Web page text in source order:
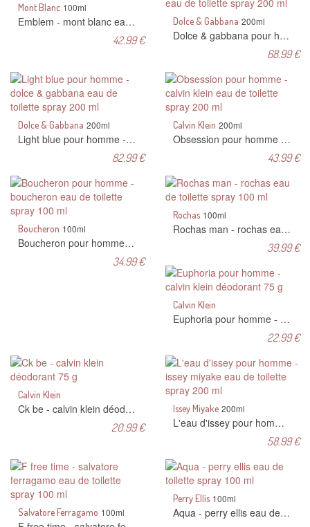
Mont Blanc 100ml
Emblem - mont blanc eau de toilette spray 100 ml
42.99 €
Dolce & Gabbana 200ml
Dolce & gabbana pour homme - dolce & gabbana eau de toilette spray 200 ml
68.99 €
Dolce & Gabbana 200ml
Light blue pour homme - dolce & gabbana eau de toilette spray 200 ml
82.99 €
Calvin Klein 200ml
Obsession pour homme - calvin klein eau de toilette spray 200 ml
43.99 €
Boucheron 100ml
Boucheron pour homme - boucheron eau de toilette spray 100 ml
34.99 €
Rochas 100ml
Rochas man - rochas eau de toilette spray 100 ml
39.99 €
Calvin Klein
Euphoria pour homme - calvin klein déodorant 75 g
22.99 €
Calvin Klein
Ck be - calvin klein déodorant 75 g
20.99 €
Issey Miyake 200ml
L'eau d'issey pour homme - issey miyake eau de toilette spray 200 ml
58.99 €
Salvatore Ferragamo 100ml
Perry Ellis 100ml
Aqua - perry ellis eau de toilette spray 100 ml